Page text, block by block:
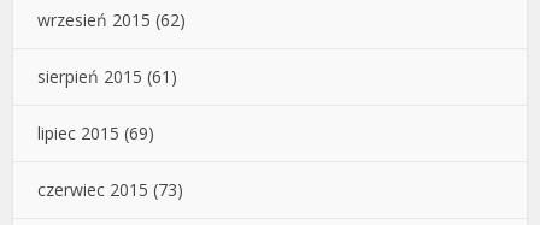
wrzesień 2015 (62)
sierpień 2015 (61)
lipiec 2015 (69)
czerwiec 2015 (73)